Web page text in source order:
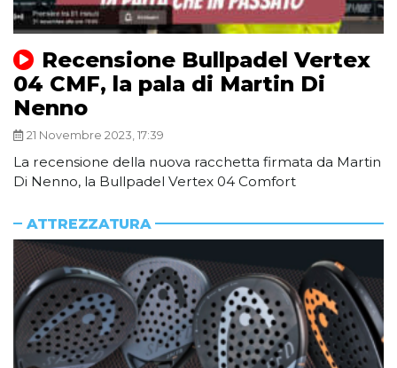
Recensione Bullpadel Vertex
04 CMF, la pala di Martin Di
Nenno
21 Novembre 2023, 17:39
La recensione della nuova racchetta firmata da Martin
Di Nenno, la Bullpadel Vertex 04 Comfort
ATTREZZATURA